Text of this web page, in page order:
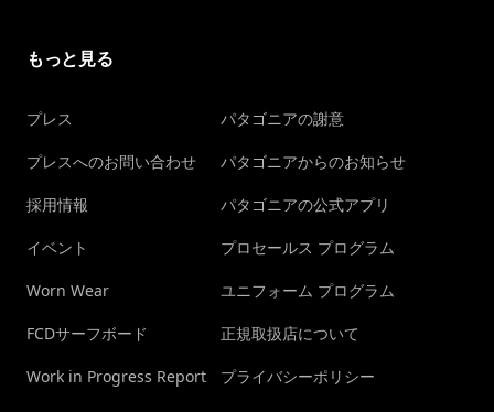
もっと見る
プレス
プレスへのお問い合わせ
採用情報
イベント
Worn Wear
FCDサーフボード
Work in Progress Report
パタゴニアの謝意
パタゴニアからのお知らせ
パタゴニアの公式アプリ
プロセールス プログラム
ユニフォーム プログラム
正規取扱店について
プライバシーポリシー